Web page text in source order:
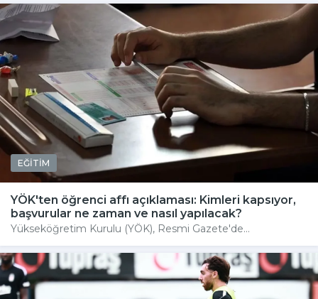
EĞİTİM
YÖK'ten öğrenci affı açıklaması: Kimleri kapsıyor,
başvurular ne zaman ve nasıl yapılacak?
Yükseköğretim Kurulu (YÖK), Resmi Gazete'de...